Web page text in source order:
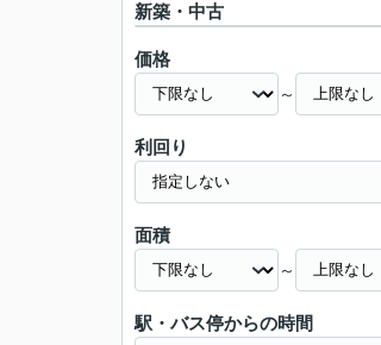
新築・中古
価格
～
利回り
面積
～
駅・バス停からの時間